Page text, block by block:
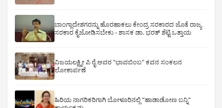
ಬಾಂಗ್ಲಾದೇಶಗರನ್ನು ಹೊರಹಾಕಲು ಕೇಂದ್ರ ಸರಕಾರದ ಜೊತೆ ರಾಜ್ಯ
ಸರಕಾರ ಕೈಜೋಡಿಸಬೇಕು - ಶಾಸಕ ಡಾ. ಭರತ್ ಶೆಟ್ಟಿ ಒತ್ತಾಯ
ವಿಜಯಲಕ್ಷ್ಮೀ ಪಿ ರೈ ಅವರ "ಭಾವಬಿಂಬ" ಕವನ ಸಂಕಲನ
ಲೋಕಾರ್ಪಣೆ
ಹಿರಿಯ ನಾಗರಿಕರಿಗಾಗಿ ಬೋಳೂರಿನಲ್ಲಿ “ಹಾಡಾಡೋಣ ಬನ್ನಿ”